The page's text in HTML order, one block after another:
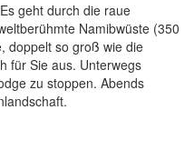
geht durch die raue
Namibwüste (350
doppelt so groß wie die
für Sie aus. Unterwegs
zu stoppen. Abends